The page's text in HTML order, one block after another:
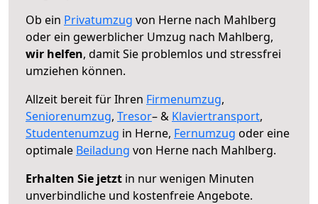
Ob ein Privatumzug von Herne nach Mahlberg
oder ein gewerblicher Umzug nach Mahlberg,
wir helfen, damit Sie problemlos und stressfrei
umziehen können.
Allzeit bereit für Ihren Firmenumzug,
Seniorenumzug, Tresor– & Klaviertransport,
Studentenumzug in Herne, Fernumzug oder eine
optimale Beiladung von Herne nach Mahlberg.
Erhalten Sie jetzt in nur wenigen Minuten
unverbindliche und kostenfreie Angebote.